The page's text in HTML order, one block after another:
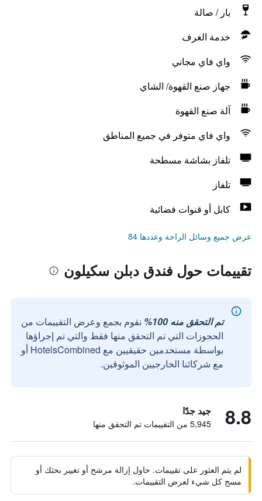
بار / صالة
خدمة الغرف
واي فاي مجاني
جهاز صنع القهوة/ الشاي
آلة صنع القهوة
واي فاي متوفر في جميع المناطق
تلفاز بشاشة مسطحة
تلفاز
كابل أو قنوات فضائية
عرض جميع وسائل الراحة وعددها 84
تقييمات حول فندق دبلن سكيلون
تم التحقق منه 100%
نقوم بجمع وعرض التقييمات من
الحجوزات التي تم التحقق منها فقط والتي تم إجراؤها
بواسطة مستخدمين حقيقيين مع HotelsCombined أو
مع شركائنا الخارجيين الموثوقين.
8.8 جيد جدًا
5,945 من التقييمات تم التحقق منها
لم يتم العثور على تقييمات. حاول إزالة مرشح أو تغيير بحثك أو
مسح كل شيء لعرض التقييمات.